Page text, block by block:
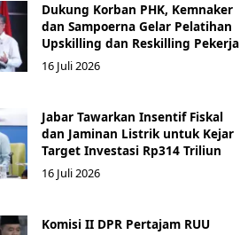
Dukung Korban PHK, Kemnaker
dan Sampoerna Gelar Pelatihan
Upskilling dan Reskilling Pekerja
16 Juli 2026
Jabar Tawarkan Insentif Fiskal
dan Jaminan Listrik untuk Kejar
Target Investasi Rp314 Triliun
16 Juli 2026
Komisi II DPR Pertajam RUU